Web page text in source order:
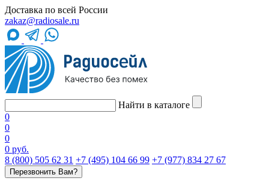
Доставка по всей России
zakaz@radiosale.ru
Найти в каталоге
0
0
0
0 руб.
8 (800) 505 62 31 +7 (495) 104 66 99 +7 (977) 834 27 67
Перезвонить Вам?